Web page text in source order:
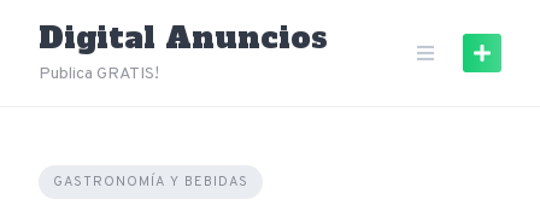
content
Digital Anuncios
Publica GRATIS!
GASTRONOMÍA Y BEBIDAS